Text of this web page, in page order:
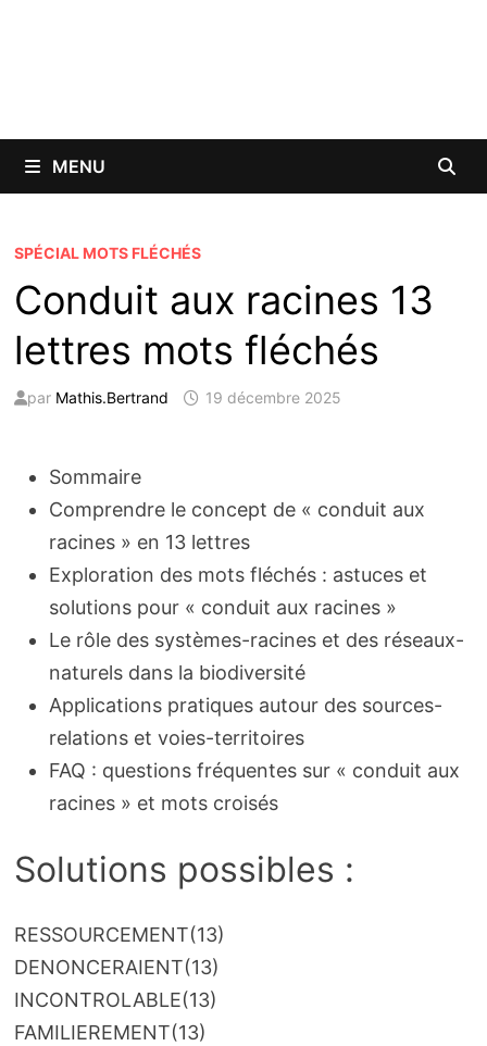
MENU
SPÉCIAL MOTS FLÉCHÉS
Conduit aux racines 13
lettres mots fléchés
par Mathis.Bertrand 19 décembre 2025
Sommaire
Comprendre le concept de « conduit aux
racines » en 13 lettres
Exploration des mots fléchés : astuces et
solutions pour « conduit aux racines »
Le rôle des systèmes-racines et des réseaux-
naturels dans la biodiversité
Applications pratiques autour des sources-
relations et voies-territoires
FAQ : questions fréquentes sur « conduit aux
racines » et mots croisés
Solutions possibles :
RESSOURCEMENT(13)
DENONCERAIENT(13)
INCONTROLABLE(13)
FAMILIEREMENT(13)